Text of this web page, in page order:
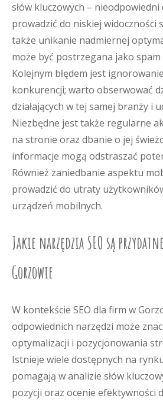
słów kluczowych –
prowadzić do niskiej widoczności
także unikanie nadmiernej
może być postrzegana jako
Kolejnym błędem jest
konkurencji; warto obserwować
działających w tej samej branży i
Niezbędne jest także regularne
na stronie oraz dbanie o jej
informacje mogą odstraszać
Również zaniedbanie aspektu
prowadzić do utraty
urządzeń mobilnych.
Jakie narzędzia SEO są
Gorzowie
W kontekście SEO dla firm w
odpowiednich narzędzi może
optymalizacji i pozycjonowania
Istnieje wiele dostępnych na
pomagają w analizie słów
pozycji oraz ocenie efektywności